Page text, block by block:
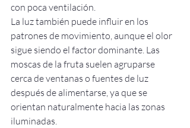
con poca ventilación.
La luz también puede influir en los
patrones de movimiento, aunque el olor
sigue siendo el factor dominante. Las
moscas de la fruta suelen agruparse
cerca de ventanas o fuentes de luz
después de alimentarse, ya que se
orientan naturalmente hacia las zonas
iluminadas.